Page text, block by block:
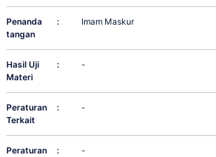
Penanda
tangan
: Imam Maskur
Hasil Uji
Materi
: -
Peraturan
Terkait
: -
Peraturan
: -